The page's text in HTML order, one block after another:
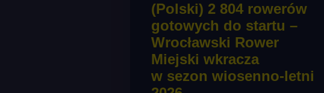
(Polski) 2 804 rowerów
gotowych do startu –
Wrocławski Rower
Miejski wkracza
w sezon wiosenno-letni